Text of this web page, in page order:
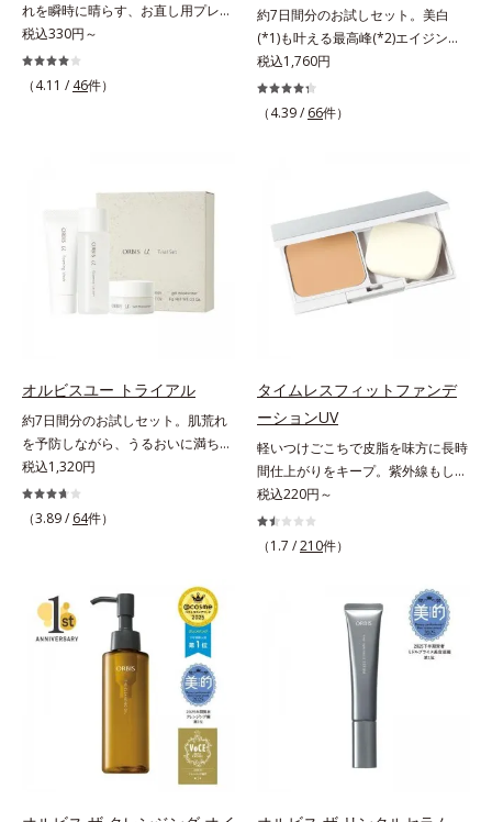
ます。毛穴が気になる箇所への部分
使いもOK。*1 ファンデーションが
くずれて毛穴に落ちること*2 酸化
チタン配合＝カバー力向上成分*3
肌へ導きます。さらに落ちにくくす
るとキシキシし、塗りごこちを優先
すると膜がくずれやすくなる日焼け
止めのジレンマを解消すべく試作を
重ね、落ちにくくのびのよいみずみ
PA++++という高い紫外線カット力
ながら、白浮きしにくい処方に。シ
ワ改善・美白を叶えながら、紫外線
を味方にしてあなたの肌を守る最高
峰顔用日焼け止めです。*1 メラニ
ンの生成を抑え、シミ・ソバカスを
ビス内最高の紫外線カットレベル*4
紫外線に瞬時に反応して、膜が厚く
なり始めることおよび表面に新たな
膜ができ始めることで膜が強くくず
れにくくなり、密閉することで保湿
成分を浸透促進すること（角層ま
で）*5 保湿成分*6 角層まで＜使用
量目安＞大きめのパール1粒程度
洗顔料 ⇒ 化粧水 ⇒ 保湿液 ⇒オル
ビス リンクルブライトUVプロテク
ター N各商品の詳しい情報は商品ペ
ージをご覧ください。・BEAUTY夏
れを瞬時に晴らす、お直し用プレス
トパウダー。くすみ・くずれを瞬時
に晴らす、お直し用のプレストパウ
ダーです。朝のメイクから時間が経
ションのすき間にフィットし、凹凸
お直しと同時にうるおいを補給。さ
らに余分な皮脂を吸着して、水分と
皮脂のバランスをコントロールし、
メイクがくずれにくい肌へ。“立て
み、ポンポンするだけでキレイが復
活します。リキッド、クッション、
パウダー、どんなファンデーション
の上に重ねてもOK。携帯に便利な
コンパクトタイプです。
税込330円～
（4.11 / 46件）
約7日間分のお試しセット。美白
(*1)も叶える最高峰(*2)エイジング
ケア(*3)。ハリも透明感(*4)も結果
主義。年齢サイン(*5)の因子に着目
した肌科学エイジングケア(*3)シリ
ることの根本原因に着目。加齢とと
もに現れる年齢サイン(*5)について
研究を進めたところ、弾力感のない
状態である「ハリのなさ」や、くす
み(*6)などが現れている状態である
「透明感のなさ」が現れることで大
ビスユー ドットシリーズは美容成
ター(*8)」を配合。そして、従来か
ら配合している美白有効成分「トラ
ネキサム酸」を配合しました。さら
に、シリーズ共通の美容成分(*7)
「GLルートブースター(*9)」を配合
することで、肌のふっくら感や透明
角的なエイジングケアが叶うシリー
ズに。3ステップで上向き(*10)のハ
リと透明感を。効果的なシナジー設
計で、あなたのエイジングケアを応
援します。*1 メラニンの生成を抑
税込1,760円
（4.39 / 66件）
オルビスユー トライアル
約7日間分のお試しセット。肌荒れ
を予防しながら、うるおいに満ちた
美しい肌へ。7000種を超える成分
から厳選し、「うるおいの質(*1)」
に着目した初期エイジングケア(*2)
る初期エイジングケアシリーズで
す。「うるおいの質」に着目し、肌
荒れを予防しながらうるおいに満ち
た美しい肌へと導きます。ポーラ・
オルビスグループ独自の肌荒れ防止
有効成分として、「DF-パンテノー
ル(*3)」を国内唯一(*4)、高濃度で
配合。角層のバリア機能にアプロー
チして肌荒れを防ぎ、肌不調にゆら
がない肌を叶えます。そして、独自
研究に基づいたアプローチ成分
税込1,320円
（3.89 / 64件）
タイムレスフィットファンデ
ーションUV
軽いつけごこちで皮脂を味方に長時
間仕上がりをキープ。紫外線もしっ
かりカットするファンデーション。
皮脂を味方に軽やかな仕上がりが続
く、UVカットパウダーファンデー
上がる粉体(*1)と、サラサラ状態を
キープする(*2)2種の粉体で、ヨ
レ・テカリをブロック。素肌にピタ
ッと密着する設計で、くずれにくい
サラサラ肌をキープします。さらに
脂や汗に濡れてもくすみにくく。2
ように肌のノイズをふわっとカバー
じさせない、軽やかな美肌に整えま
税込220円～
（1.7 /210件）